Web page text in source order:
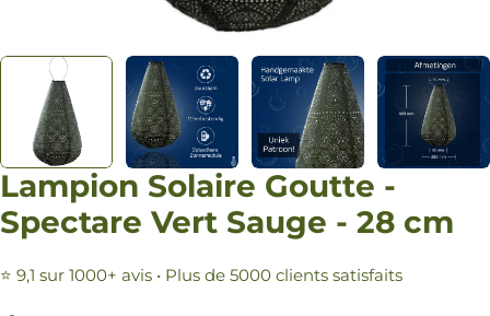
Lampion Solaire Goutte -
Spectare Vert Sauge - 28 cm
⭐ 9,1 sur 1000+ avis • Plus de 5000 clients satisfaits